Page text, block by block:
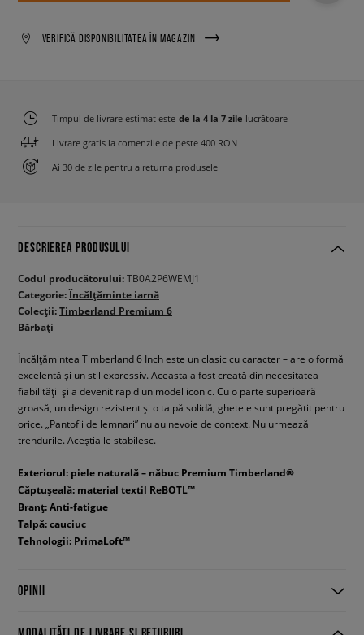
VERIFICĂ DISPONIBILITATEA ÎN MAGAZIN
Timpul de livrare estimat este de la 4 la 7 zile lucrătoare
Livrare gratis la comenzile de peste 400 RON
Ai 30 de zile pentru a returna produsele
DESCRIEREA PRODUSULUI
Codul producătorului:TB0A2P6WEMJ1
Categorie:Încălțăminte iarnă
Colecții:Timberland Premium 6
Bărbați
Încălțămintea Timberland 6 Inch este un clasic cu caracter – are o formă
excelentă și un stil expressiv. Aceasta a fost creată din necesitatea
fiabilității și a devenit rapid un model iconic. Cu o parte superioară
groasă, un design rezistent și o talpă solidă, ghetele sunt pregătit pentru
orice. „Pantofii de lemnari” nu au nevoie de context. Nu urmează
trendurile. Aceștia le stabilesc.
Exteriorul: piele naturală – năbuc Premium Timberland®
Căptușeală: material textil ReBOTL™
Branț: Anti-fatigue
Talpă: cauciuc
Tehnologii: PrimaLoft™
OPINII